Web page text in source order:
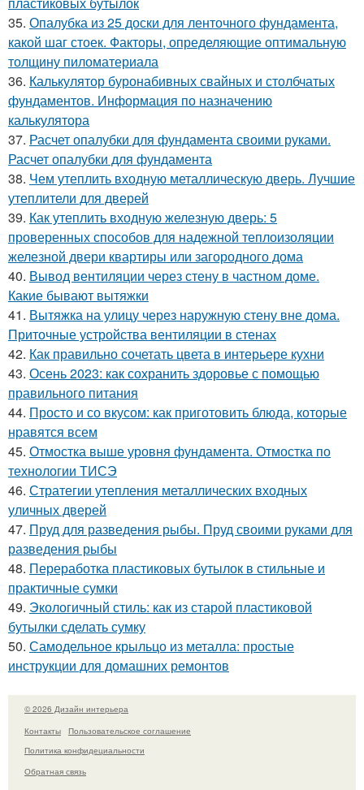
35. Опалубка из 25 доски для ленточного фундамента,
какой шаг стоек. Факторы, определяющие оптимальную
толщину пиломатериала
36. Калькулятор буронабивных свайных и столбчатых
фундаментов. Информация по назначению
калькулятора
37. Расчет опалубки для фундамента своими руками.
Расчет опалубки для фундамента
38. Чем утеплить входную металлическую дверь. Лучшие
утеплители для дверей
39. Как утеплить входную железную дверь: 5
проверенных способов для надежной теплоизоляции
железной двери квартиры или загородного дома
40. Вывод вентиляции через стену в частном доме.
Какие бывают вытяжки
41. Вытяжка на улицу через наружную стену вне дома.
Приточные устройства вентиляции в стенах
42. Как правильно сочетать цвета в интерьере кухни
43. Осень 2023: как сохранить здоровье с помощью
правильного питания
44. Просто и со вкусом: как приготовить блюда, которые
нравятся всем
45. Отмостка выше уровня фундамента. Отмостка по
технологии ТИСЭ
46. Стратегии утепления металлических входных
уличных дверей
47. Пруд для разведения рыбы. Пруд своими руками для
разведения рыбы
48. Переработка пластиковых бутылок в стильные и
практичные сумки
49. Экологичный стиль: как из старой пластиковой
бутылки сделать сумку
50. Самодельное крыльцо из металла: простые
инструкции для домашних ремонтов
© 2026 Дизайн интерьера
Контакты
Пользовательское соглашение
Политика конфидециальности
Обратная связь